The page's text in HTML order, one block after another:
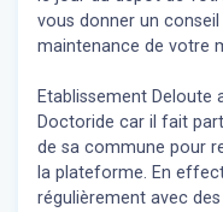
vous donner un
maintenance de votre
Etablissement Deloute
Doctoride car il fait
de sa commune pour
la plateforme. En
régulièrement avec